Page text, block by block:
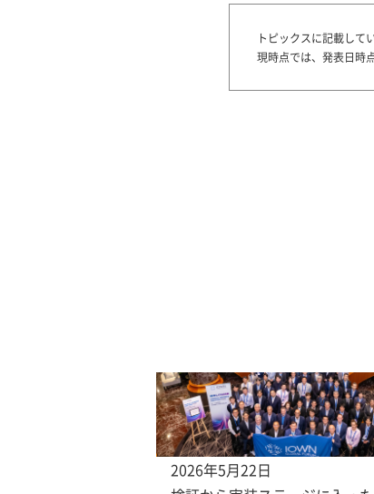
トピックスに記載して
現時点では、発表日時
2026年5月22日